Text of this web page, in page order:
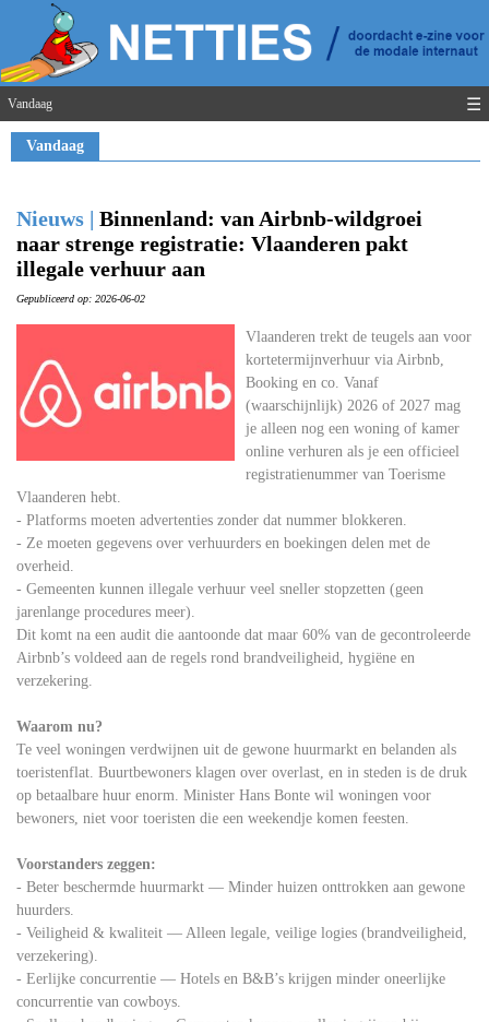
Vandaag ☰
Vandaag
Nieuws | Binnenland: van Airbnb-wildgroei
naar strenge registratie: Vlaanderen pakt
illegale verhuur aan
Gepubliceerd op: 2026-06-02
Vlaanderen trekt de teugels aan voor
kortetermijnverhuur via Airbnb,
Booking en co. Vanaf
(waarschijnlijk) 2026 of 2027 mag
je alleen nog een woning of kamer
online verhuren als je een officieel
registratienummer van Toerisme
Vlaanderen hebt.
- Platforms moeten advertenties zonder dat nummer blokkeren.
- Ze moeten gegevens over verhuurders en boekingen delen met de
overheid.
- Gemeenten kunnen illegale verhuur veel sneller stopzetten (geen
jarenlange procedures meer).
Dit komt na een audit die aantoonde dat maar 60% van de gecontroleerde
Airbnb’s voldeed aan de regels rond brandveiligheid, hygiëne en
verzekering.
Waarom nu?
Te veel woningen verdwijnen uit de gewone huurmarkt en belanden als
toeristenflat. Buurtbewoners klagen over overlast, en in steden is de druk
op betaalbare huur enorm. Minister Hans Bonte wil woningen voor
bewoners, niet voor toeristen die een weekendje komen feesten.
Voorstanders zeggen:
- Beter beschermde huurmarkt — Minder huizen onttrokken aan gewone
huurders.
- Veiligheid & kwaliteit — Alleen legale, veilige logies (brandveiligheid,
verzekering).
- Eerlijke concurrentie — Hotels en B&B’s krijgen minder oneerlijke
concurrentie van cowboys.